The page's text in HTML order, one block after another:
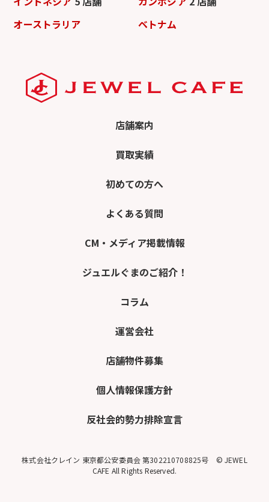
オーストラリア
ベトナム
店舗案内
買取実績
初めての方へ
よくある質問
CM・メディア掲載情報
ジュエルぐまのご紹介！
コラム
運営会社
店舗物件募集
個人情報保護方針
反社会的勢力排除宣言
株式会社クレイン 東京都公安委員会 第302210708825号 © JEWEL
CAFE All Rights Reserved.